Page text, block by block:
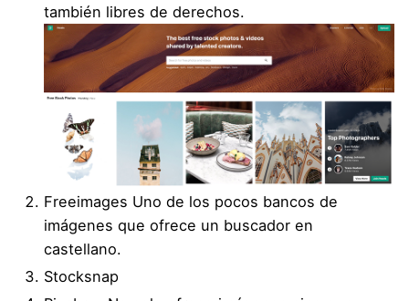
también libres de derechos.
Freeimages Uno de los pocos bancos de
imágenes que ofrece un buscador en
castellano.
Stocksnap